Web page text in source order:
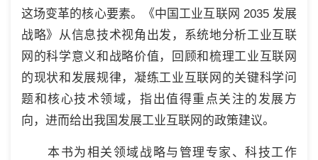
这场变革的核心要素。《中国工业互联网 2035 发展
战略》从信息技术视角出发，系统地分析工业互联
网的科学意义和战略价值，回顾和梳理工业互联网
的现状和发展规律，凝练工业互联网的关键科学问
题和核心技术领域，指出值得重点关注的发展方
向，进而给出我国发展工业互联网的政策建议。
本书为相关领域战略与管理专家、科技工作